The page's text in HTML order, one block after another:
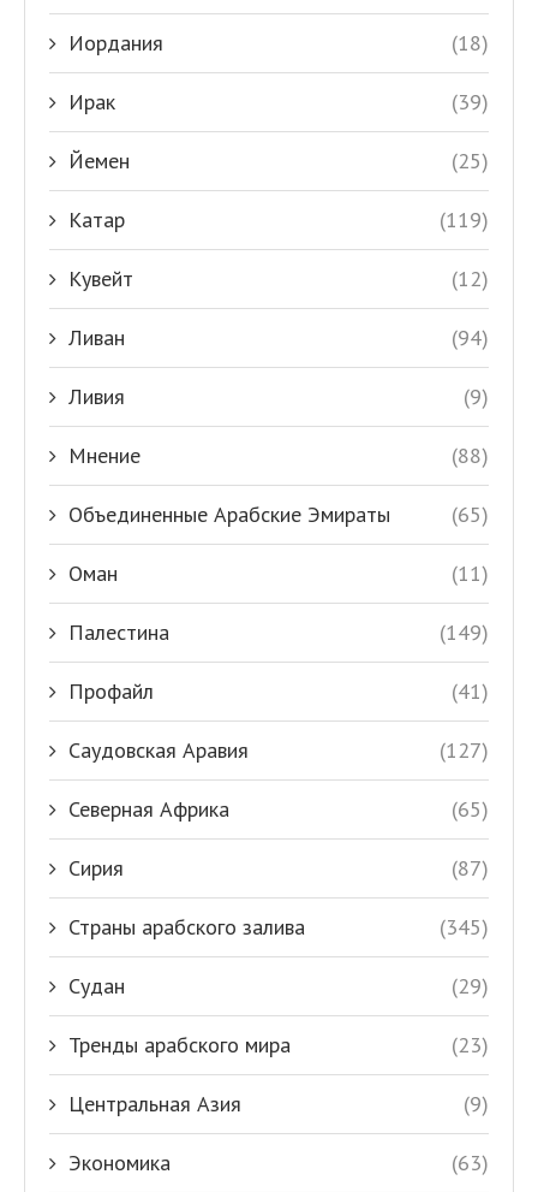
Иордания (18)
Ирак (39)
Йемен (25)
Катар (119)
Кувейт (12)
Ливан (94)
Ливия (9)
Мнение (88)
Объединенные Арабские Эмираты (65)
Оман (11)
Палестина (149)
Профайл (41)
Саудовская Аравия (127)
Северная Африка (65)
Сирия (87)
Страны арабского залива (345)
Судан (29)
Тренды арабского мира (23)
Центральная Азия (9)
Экономика (63)